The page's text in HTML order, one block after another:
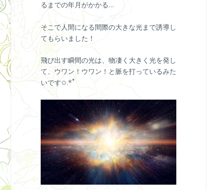
るまでの年月がかかる…
そこで人間になる間際の大きな光まで誘導し
てもらいました！
飛び出す瞬間の光は、物凄く大きく光を発し
て、ウワン！ウワン！と脈を打っているみた
いです✩.*˚